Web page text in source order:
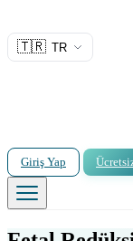
🇹🇷 TR
Giriş Yap